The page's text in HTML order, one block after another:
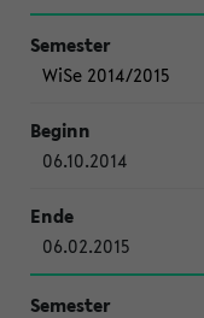
WiSe 2014/2015
06.10.2014
06.02.2015